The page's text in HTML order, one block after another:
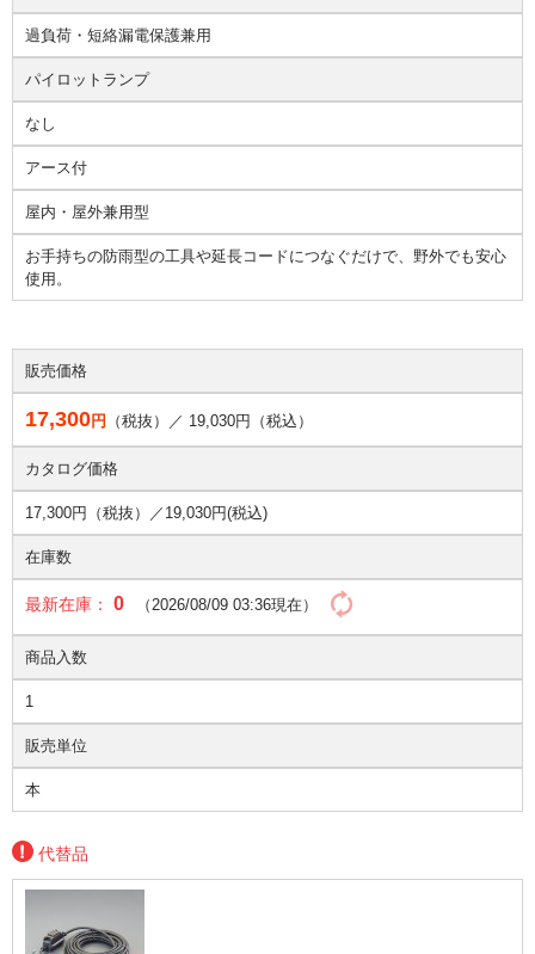
過負荷・短絡漏電保護兼用
パイロットランプ
なし
アース付
屋内・屋外兼用型
お手持ちの防雨型の工具や延長コードにつなぐだけで、野外でも安心
使用。
販売価格
17,300円 （税抜）／ 19,030円（税込）
カタログ価格
17,300円（税抜）／ 19,030円(税込)
在庫数
最新在庫： 0 （2026/08/09 03:36現在）
商品入数
1
販売単位
本
代替品